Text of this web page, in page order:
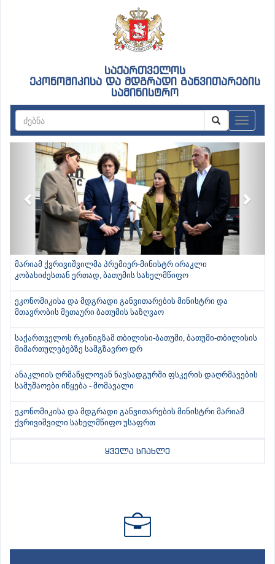
საქართველოს
ეკონომიკისა და მდგრადი განვითარების
სამინისტრო
Previous
მარიამ ქვრივიშვილმა პრემიერ-მინისტრ ირაკლი
კობახიძესთან ერთად, ბათუმის სახელმწიფო
ეკონომიკისა და მდგრადი განვითარების მინისტრი და
მთავრობის მეთაური ბათუმის საზღვაო
საქართველოს რკინიგზამ თბილისი-ბათუმი, ბათუმი-თბილისის
მიმართულებებზე სამგზავრო დრ
ანაკლიის ღრმაწყლოვან ნავსადგურში ფსკერის დაღრმავების
სამუშაოები იწყება - მომავალი
ეკონომიკისა და მდგრადი განვითარების მინისტრი მარიამ
ქვრივიშვილი სახელმწიფო უსაფრთ
ყველა სიახლე